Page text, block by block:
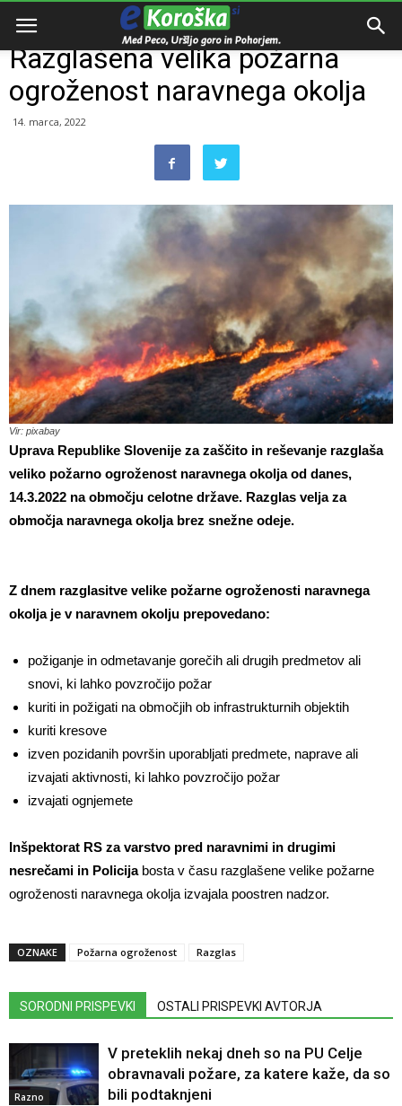
Domov
Razglašena velika požarna
ogroženost naravnega okolja
14. marca, 2022
Vir: pixabay
Uprava Republike Slovenije za zaščito in reševanje razglaša
veliko požarno ogroženost naravnega okolja od danes,
14.3.2022 na območju celotne države. Razglas velja za
območja naravnega okolja brez snežne odeje.
Z dnem razglasitve velike požarne ogroženosti naravnega
okolja je v naravnem okolju prepovedano:
požiganje in odmetavanje gorečih ali drugih predmetov ali
snovi, ki lahko povzročijo požar
kuriti in požigati na območjih ob infrastrukturnih objektih
kuriti kresove
izven pozidanih površin uporabljati predmete, naprave ali
izvajati aktivnosti, ki lahko povzročijo požar
izvajati ognjemete
Inšpektorat RS za varstvo pred naravnimi in drugimi
nesrečami in Policijabosta v času razglašene velike požarne
ogroženosti naravnega okolja izvajala poostren nadzor.
OZNAKE Požarna ogroženost Razglas
SORODNI PRISPEVKI OSTALI PRISPEVKI AVTORJA
Razno
V preteklih nekaj dneh so na PU Celje
obravnavali požare, za katere kaže, da so
bili podtaknjeni